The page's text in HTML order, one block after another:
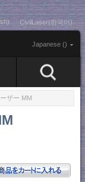
CivilLaser(한국어)
Japanese ()
ザー MM